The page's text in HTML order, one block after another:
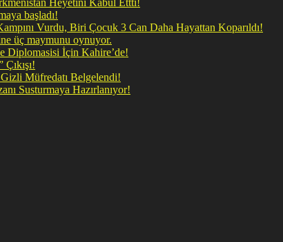
Heyetini Kabul Ettti!
vurmaya başladı!
Vurdu, Biri Çocuk 3 Can Daha Hayattan Koparıldı!
üç maymunu oynuyor.
Diplomasisi İçin Kahire’de!
Müfredatı Belgelendi!
torunları İşgalci İsrail Filistin’de Ezanı Susturmaya Hazırlanıyor!